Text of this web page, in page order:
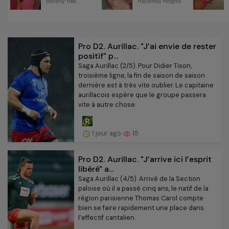
Pro D2. Aurillac. "J’ai envie de rester
positif" p...
Saga Aurillac (2/5). Pour Didier Tison,
troisième ligne, la fin de saison de saison
dernière est à très vite oublier. Le capitaine
aurillacois espère que le groupe passera
vite à autre chose.
1 jour ago 15
Pro D2. Aurillac. "J’arrive ici l’esprit
libéré" a...
Saga Aurillac (4/5). Arrivé de la Section
paloise où il a passé cinq ans, le natif de la
région parisienne Thomas Carol compte
bien se faire rapidement une place dans
l’effectif cantalien.